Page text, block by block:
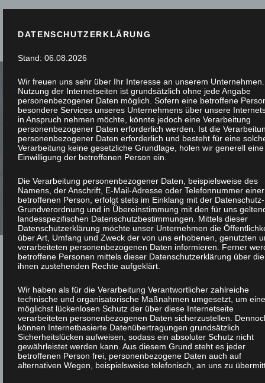
PASSGENAU G
ESCHREINERT
DATENSCHUTZERKLÄRUNG
Stand: 06.08.2026
Wir freuen uns sehr über Ihr Interesse an unserem
Nutzung der Internetseiten ist grundsätzlich ohne jede Angabe
personenbezogener Daten möglich. Sofern eine betroffene
besondere Services unseres Unternehmens über unsere
in Anspruch nehmen möchte, könnte jedoch eine Verarbeitung
personenbezogener Daten erforderlich werden. Ist die
personenbezogener Daten erforderlich und besteht für eine
Verarbeitung keine gesetzliche Grundlage, holen wir generell eine
Einwilligung der betroffenen Person ein.
Die Verarbeitung personenbezogener Daten, beispielsweise des
Namens, der Anschrift, E-Mail-Adresse oder Telefonnummer einer
betroffenen Person, erfolgt stets im Einklang mit der Datenschutz-
Grundverordnung und in Übereinstimmung mit den für uns
landesspezifischen Datenschutzbestimmungen. Mittels dieser
Datenschutzerklärung möchte unser Unternehmen die
über Art, Umfang und Zweck der von uns erhobenen, genutzten
verarbeiteten personenbezogenen Daten informieren. Ferner
betroffene Personen mittels dieser Datenschutzerklärung über die
ihnen zustehenden Rechte aufgeklärt.
Wir haben als für die Verarbeitung Verantwortlicher zahlreiche
technische und organisatorische Maßnahmen umgesetzt, um
möglichst lückenlosen Schutz der über diese Internetseite
verarbeiteten personenbezogenen Daten sicherzustellen.
können Internetbasierte Datenübertragungen grundsätzlich
Sicherheitslücken aufweisen, sodass ein absoluter Schutz nicht
gewährleistet werden kann. Aus diesem Grund steht es jeder
betroffenen Person frei, personenbezogene Daten auch auf
alternativen Wegen, beispielsweise telefonisch, an uns zu